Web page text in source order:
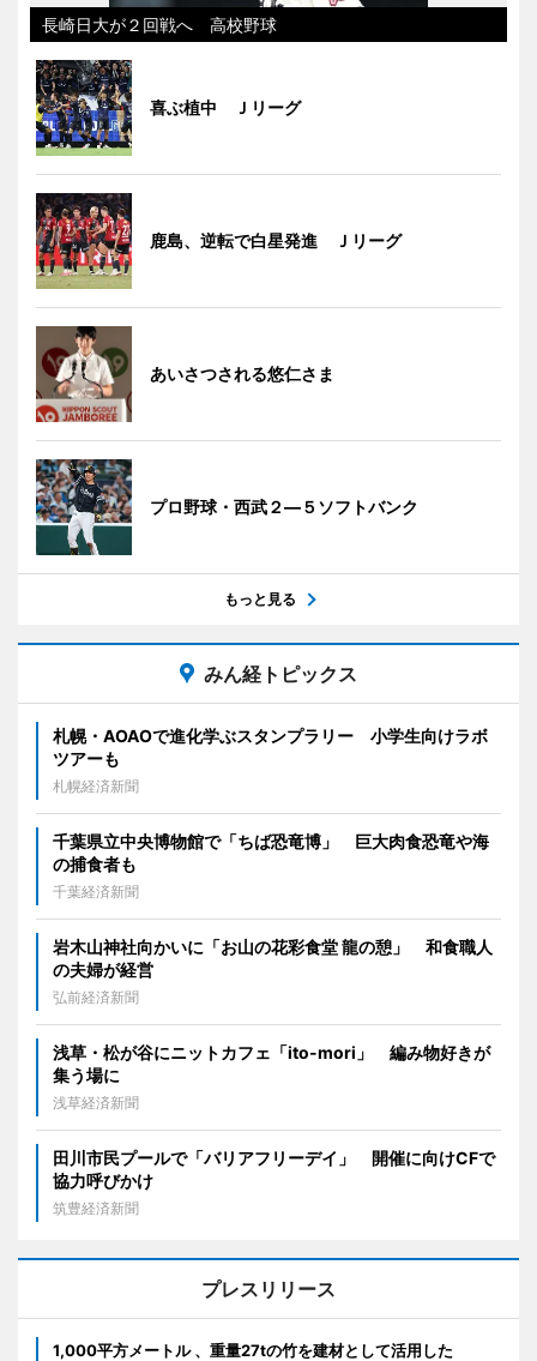
長崎日大が２回戦へ 高校野球
喜ぶ植中 Ｊリーグ
鹿島、逆転で白星発進 Ｊリーグ
あいさつされる悠仁さま
プロ野球・西武２―５ソフトバンク
もっと見る
みん経トピックス
札幌・AOAOで進化学ぶスタンプラリー 小学生向けラボ
ツアーも
札幌経済新聞
千葉県立中央博物館で「ちば恐竜博」 巨大肉食恐竜や海
の捕食者も
千葉経済新聞
岩木山神社向かいに「お山の花彩食堂 龍の憩」 和食職人
の夫婦が経営
弘前経済新聞
浅草・松が谷にニットカフェ「ito-mori」 編み物好きが
集う場に
浅草経済新聞
田川市民プールで「バリアフリーデイ」 開催に向けCFで
協力呼びかけ
筑豊経済新聞
プレスリリース
1,000平方メートル 、重量27tの竹を建材として活用した